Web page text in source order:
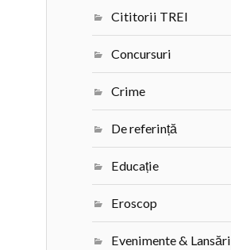
Cititorii TREI
Concursuri
Crime
De referință
Educație
Eroscop
Evenimente & Lansări